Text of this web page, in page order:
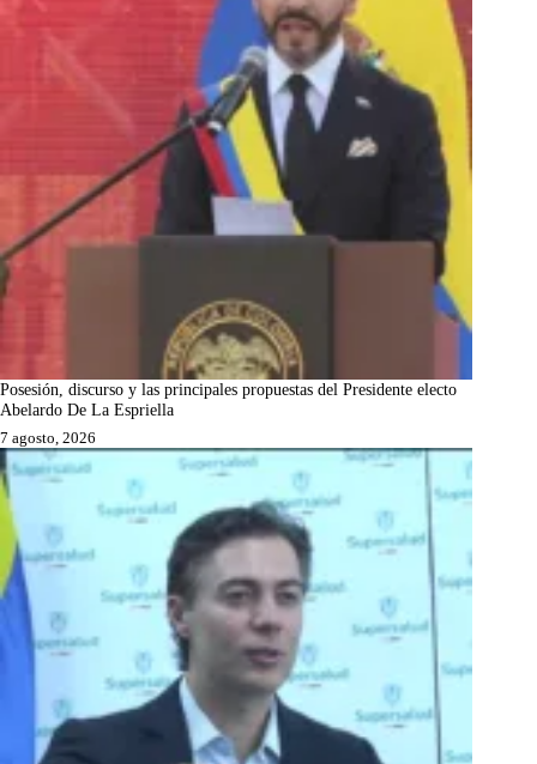
Posesión, discurso y las principales propuestas del Presidente electo
Abelardo De La Espriella
7 agosto, 2026